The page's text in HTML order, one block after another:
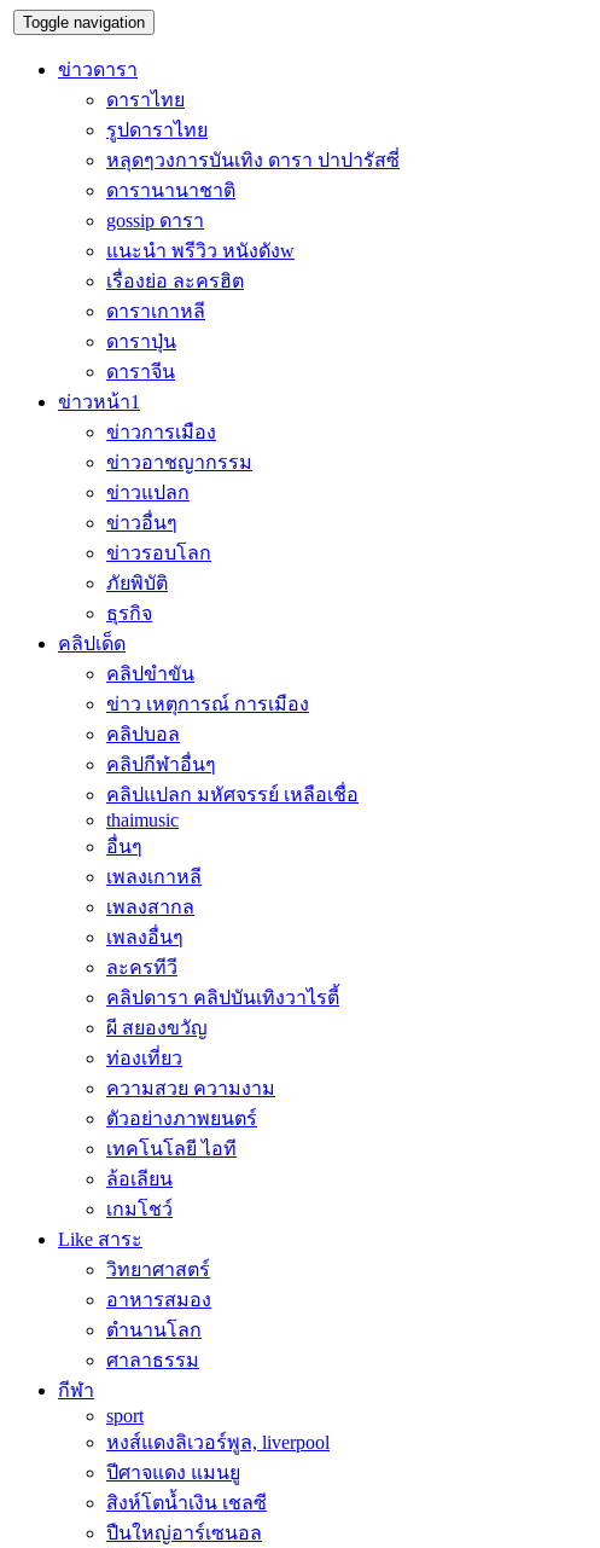
Toggle navigation
ข่าวดารา
ดาราไทย
รูปดาราไทย
หลุดๆวงการบันเทิง ดารา ปาปารัสซี่
ดารานานาชาติ
gossip ดารา
แนะนำ พรีวิว หนังดังw
เรื่องย่อ ละครฮิต
ดาราเกาหลี
ดาราปุ่น
ดาราจีน
ข่าวหน้า1
ข่าวการเมือง
ข่าวอาชญากรรม
ข่าวแปลก
ข่าวอื่นๆ
ข่าวรอบโลก
ภัยพิบัติ
ธุรกิจ
คลิปเด็ด
คลิปขำขัน
ข่าว เหตุการณ์ การเมือง
คลิปบอล
คลิปกีฬาอื่นๆ
คลิปแปลก มหัศจรรย์ เหลือเชื่อ
thaimusic
อื่นๆ
เพลงเกาหลี
เพลงสากล
เพลงอื่นๆ
ละครทีวี
คลิปดารา คลิปบันเทิงวาไรตี้
ผี สยองขวัญ
ท่องเที่ยว
ความสวย ความงาม
ตัวอย่างภาพยนตร์
เทคโนโลยี ไอที
ล้อเลียน
เกมโชว์
Like สาระ
วิทยาศาสตร์
อาหารสมอง
ตำนานโลก
ศาลาธรรม
กีฬา
sport
หงส์แดงลิเวอร์พูล, liverpool
ปีศาจแดง แมนยู
สิงห์โตน้ำเงิน เชลซี
ปืนใหญ่อาร์เซนอล